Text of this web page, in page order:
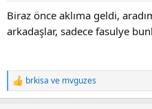
Biraz önce aklıma geldi,
arkadaşlar, sadece fasulye
T
e
brkisa ve mvguzes